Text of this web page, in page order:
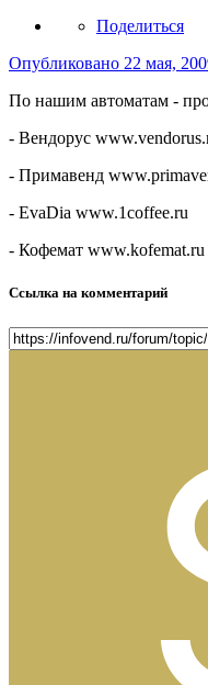
Поделиться
Опубликовано 22 мая,
По нашим автоматам -
- Вендорус
- Примавенд
- EvaDia www.1coffee.ru
- Кофемат www.kofemat.ru
Ссылка на комментарий